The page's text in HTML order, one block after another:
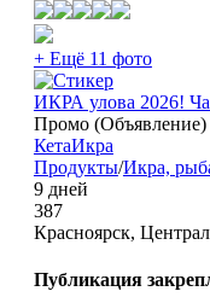
+ Ещё 11 фото
ИКРА улова 2026!
Промо (Объявление)
КетаИкра
Продукты/Икра,
9 дней
387
Красноярск,
Публикация